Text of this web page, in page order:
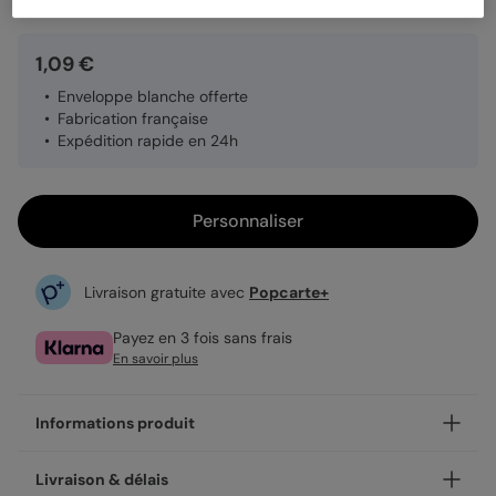
1,09 €
Enveloppe blanche offerte
Fabrication française
Expédition rapide en 24h
Personnaliser
Livraison gratuite avec Popcarte+
Payez en 3 fois sans frais
En savoir plus
Informations produit
Personnalisez votre remerciements toutes occasions Jolies
Livraison & délais